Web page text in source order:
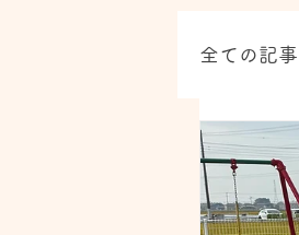
全ての記事